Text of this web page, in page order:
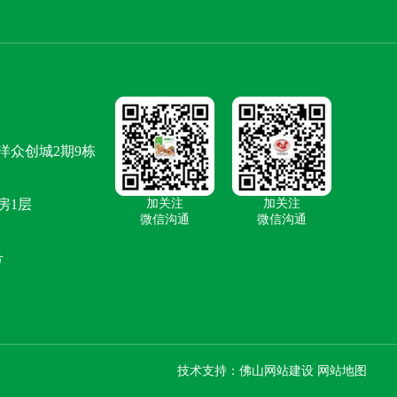
众创城2期9栋
1层
加关注
微信沟通
加关注
微信沟通
技术支持：佛山网站建设 网站地图